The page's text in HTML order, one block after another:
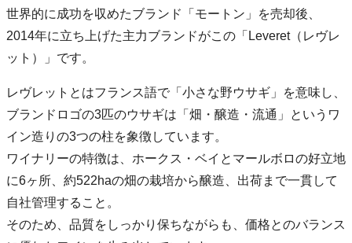
世界的に成功を収めたブランド「モートン」を売却後、
2014年に立ち上げた主力ブランドがこの「Leveret（レヴレ
ット）」です。
レヴレットとはフランス語で「小さな野ウサギ」を意味し、
ブランドロゴの3匹のウサギは「畑・醸造・流通」というワ
イン造りの3つの柱を象徴しています。
ワイナリーの特徴は、ホークス・ベイとマールボロの好立地
に6ヶ所、約522haの畑の栽培から醸造、出荷まで一貫して
自社管理すること。
そのため、品質をしっかり保ちながらも、価格とのバランス